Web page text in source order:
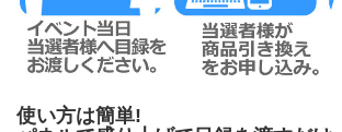
使い方は簡単!